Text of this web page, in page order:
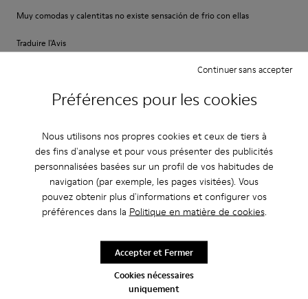
Préférences pour les cookies
Nous utilisons nos propres cookies et ceux de tiers à
des fins d'analyse et pour vous présenter des publicités
personnalisées basées sur un profil de vos habitudes de
navigation (par exemple, les pages visitées). Vous
pouvez obtenir plus d'informations et configurer vos
préférences dans la Politique en matière de cookies.
Cookies nécessaires
uniquement
Continuer sans accepter
Accepter et Fermer
Muy comodas y calentitas no existe sensación de frio con ellas
Traduire l'Avis
Anonymous ·il y a 5 ans
Come camminare scalzi ma molto meglio.
Un comfort così mai provato prima. Un caldo abbraccio